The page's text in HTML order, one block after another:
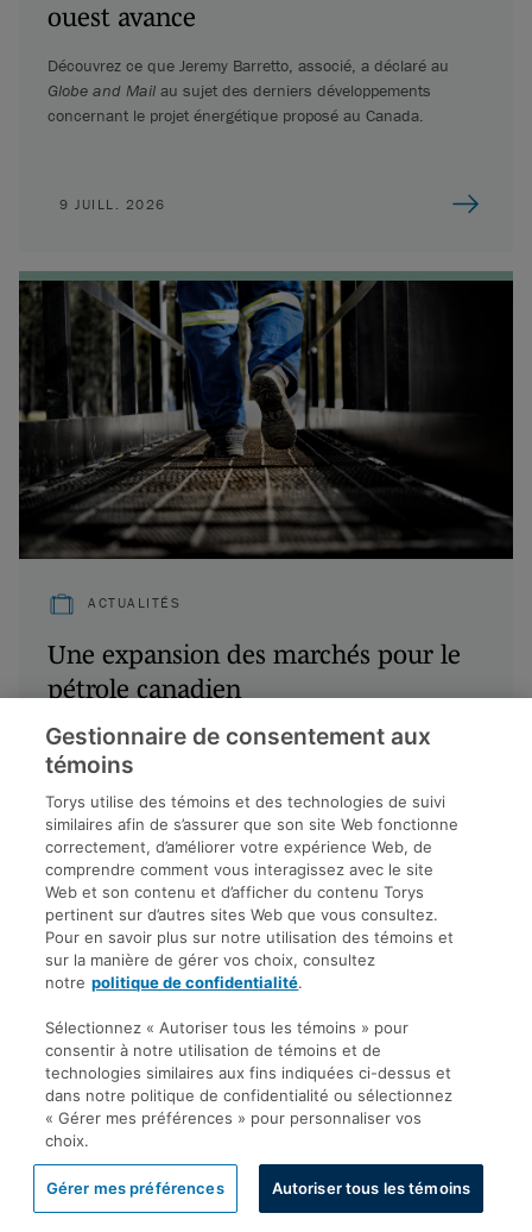
ouest avance
Découvrez ce que Jeremy Barretto, associé, a déclaré au
Globe and Mail au sujet des derniers développements
concernant le projet énergétique proposé au Canada.
9 JUILL. 2026
ACTUALITÉS
Une expansion des marchés pour le
pétrole canadien
7 JUILL. 2026
Afficher tout
Services connexes
Gestionnaire de consentement aux
témoins
Torys utilise des témoins et des technologies de suivi
similaires afin de s’assurer que son site Web fonctionne
correctement, d’améliorer votre expérience Web, de
comprendre comment vous interagissez avec le site
Web et son contenu et d’afficher du contenu Torys
pertinent sur d’autres sites Web que vous consultez.
Pour en savoir plus sur notre utilisation des témoins et
sur la manière de gérer vos choix, consultez
notre politique de confidentialité.
Sélectionnez « Autoriser tous les témoins » pour
consentir à notre utilisation de témoins et de
technologies similaires aux fins indiquées ci-dessus et
dans notre politique de confidentialité ou sélectionnez
« Gérer mes préférences » pour personnaliser vos
choix.
Gérer mes préférences Autoriser tous les témoins